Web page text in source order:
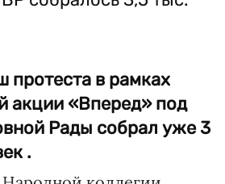
протеста в рамках
акции «Вперед» под
Рады собрал уже 3
.